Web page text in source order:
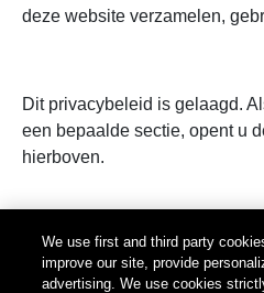
deze website verzamelen,
Dit privacybeleid is gelaagd.
een bepaalde sectie, opent u
hierboven.
NEDERLAND
We use first and third party
improve our site, provide
advertising. We use cookies